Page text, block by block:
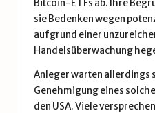
Bitcoin-ETFs ab. Ihre
sie Bedenken wegen
aufgrund einer
Handelsüberwachung
Anleger warten allerdings
Genehmigung eines
den USA. Viele